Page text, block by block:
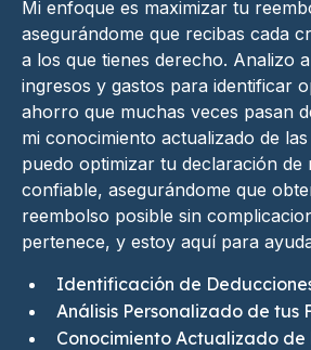
Mi enfoque es maximizar tu
asegurándome que recibas cada
a los que tienes derecho. Analizo
ingresos y gastos para identificar
ahorro que muchas veces pasan
mi conocimiento actualizado de
puedo optimizar tu declaración de
confiable, asegurándome que
reembolso posible sin
pertenece, y estoy aquí para
Identificación de
Análisis Personalizado de tus
Conocimiento Actualizado de